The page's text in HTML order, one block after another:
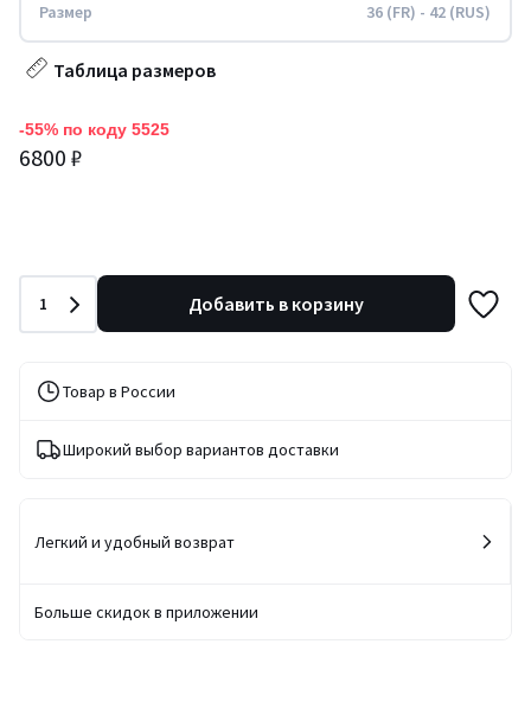
Размер 36 (FR) - 42 (RUS)
Таблица размеров
-55% по коду 5525
6800 ₽
Количество
1 Добавить в корзину
Товар в России
Широкий выбор вариантов доставки
Легкий и удобный возврат
Больше скидок в приложении